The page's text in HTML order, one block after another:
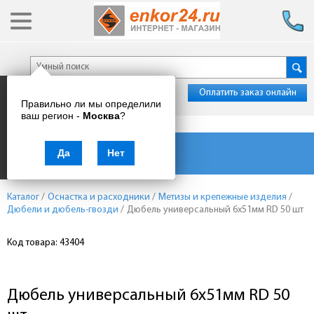
Правильно ли мы определили
ваш регион - Москва?
Да Нет
Оплатить заказ онлайн
Каталог товаров
Каталог / Оснастка и расходники / Метизы и крепежные изделия /
Дюбели и дюбель-гвозди / Дюбель универсальный 6х51мм RD 50 шт
Код товара: 43404
Дюбель универсальный 6х51мм RD 50